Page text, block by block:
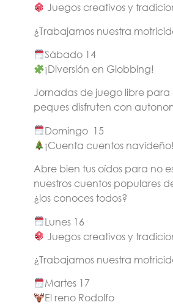
Juegos creativos y
¿Trabajamos nuestra
Sábado 14
¡Diversión en Globbing!
Jornadas de juego libre para
peques disfruten con
Domingo 15
¡Cuenta cuentos navideño!
Abre bien tus oídos para no
nuestros cuentos populares
¿los conoces todos?
Lunes 16
Juegos creativos y
¿Trabajamos nuestra
Martes 17
El reno Rodolfo